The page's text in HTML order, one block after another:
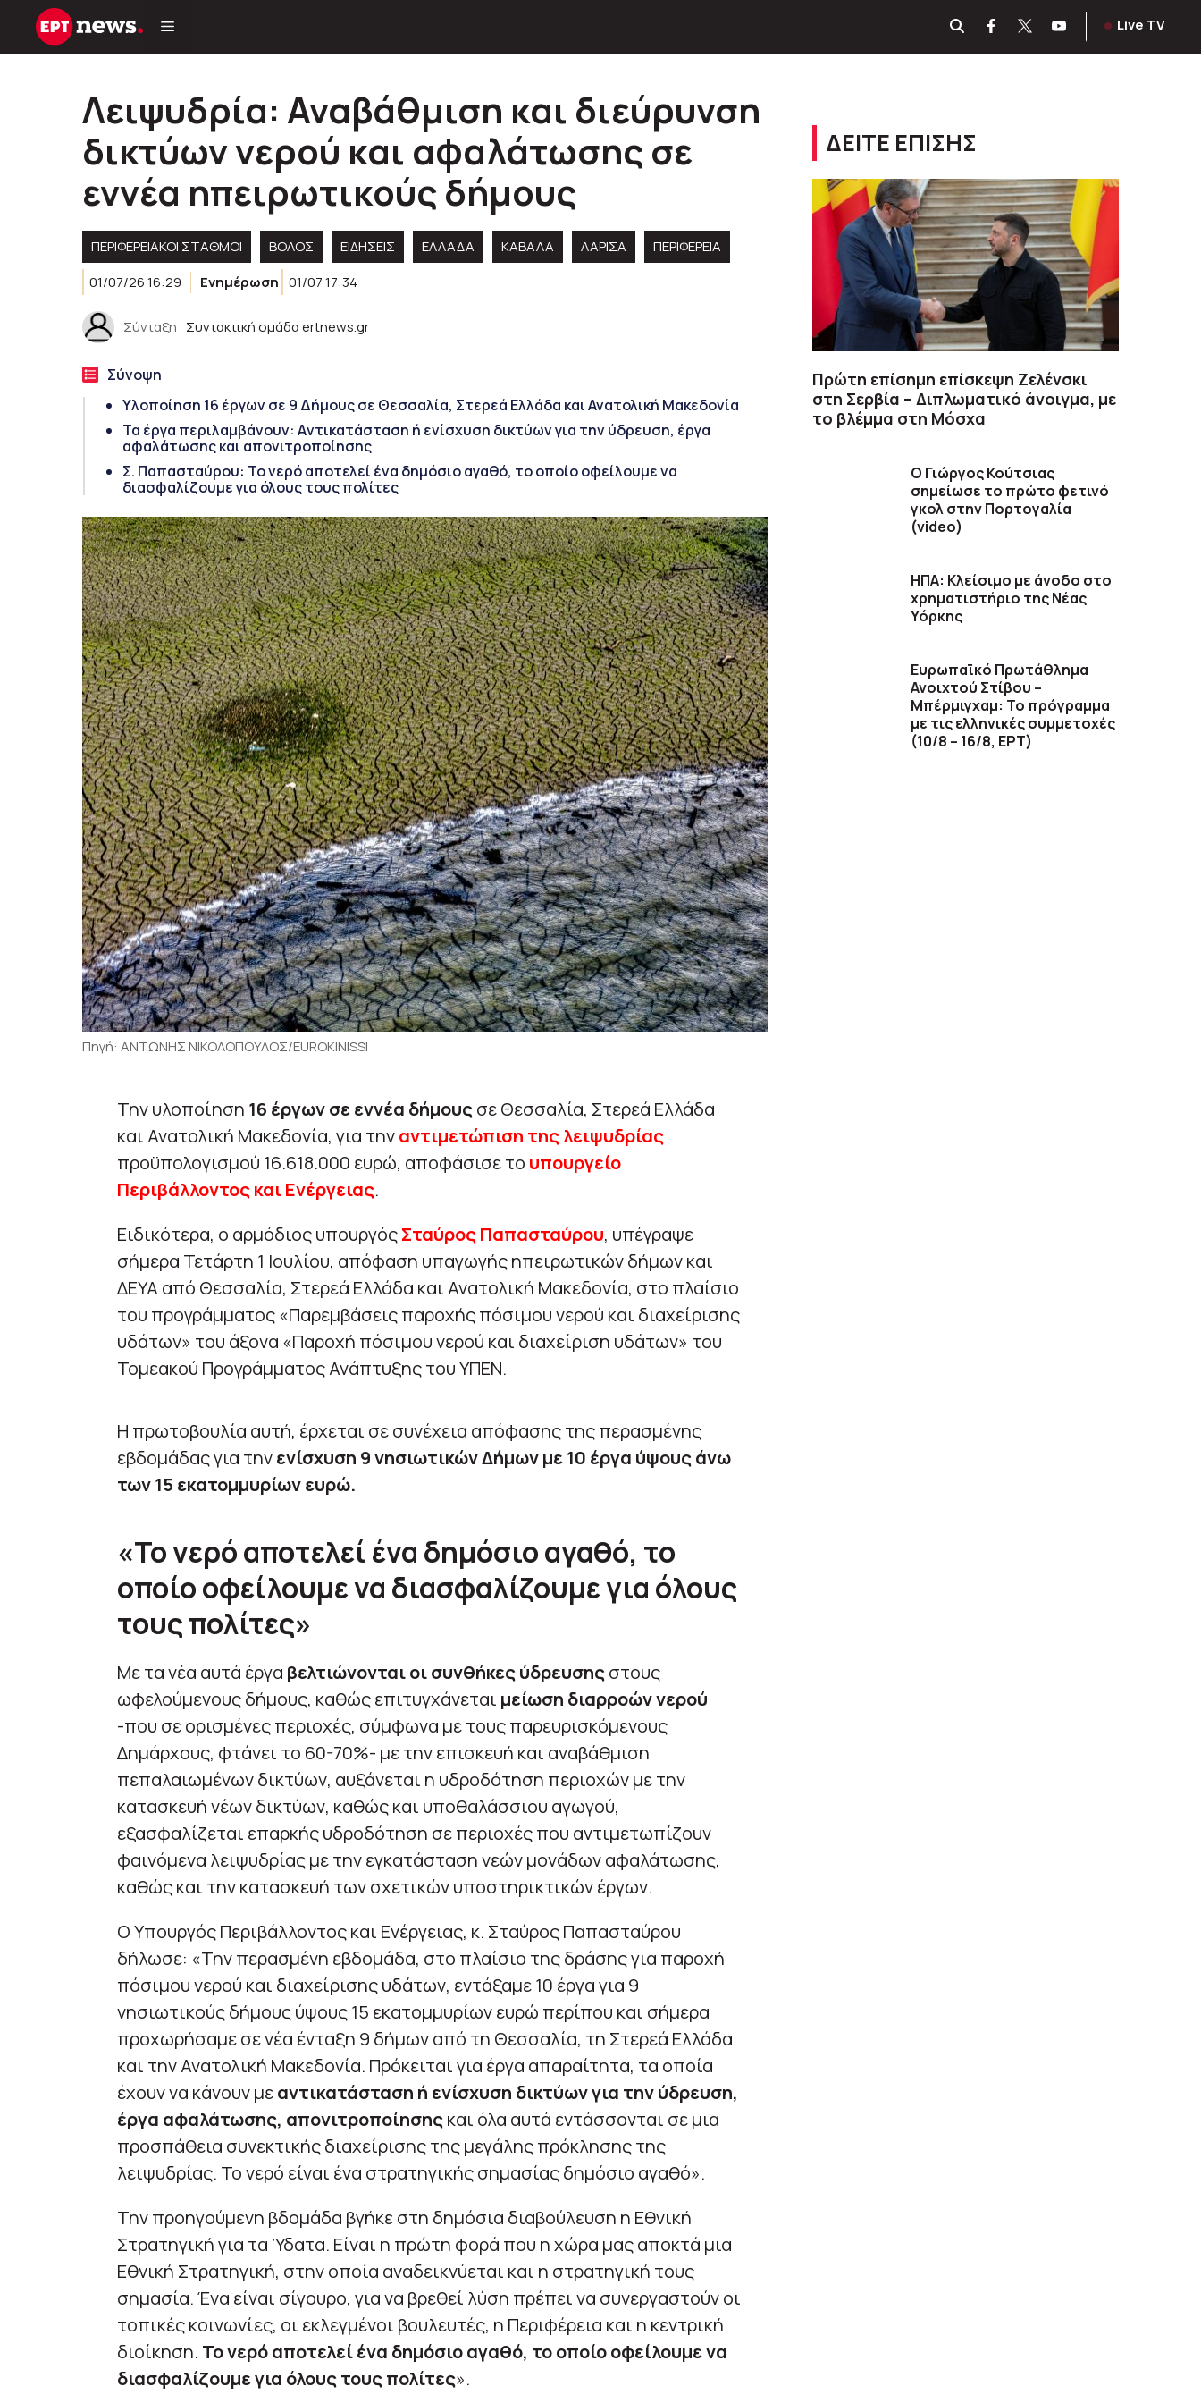
Μετάβαση
Live TV
Λειψυδρία: Αναβάθμιση και διεύρυνση
δικτύων νερού και αφαλάτωσης σε
εννέα ηπειρωτικούς δήμους
ΠΕΡΙΦΕΡΕΙΑΚΟΊ ΣΤΑΘΜΟΊ ΒΟΛΟΣ ΕΙΔΗΣΕΙΣ ΕΛΛΑΔΑ ΚΑΒΑΛΑ ΛΑΡΙΣΑ
ΠΕΡΙΦΈΡΕΙΑ
01/07/26 16:29
Ενημέρωση 01/07 17:34
Σύνταξη Συντακτική ομάδα ertnews.gr
Σύνοψη
Yλοποίηση 16 έργων σε 9 Δήμους σε Θεσσαλία, Στερεά Ελλάδα και Ανατολική Μακεδονία
Τα έργα περιλαμβάνουν: Aντικατάσταση ή ενίσχυση δικτύων για την ύδρευση, έργα
αφαλάτωσης και απονιτροποίησης
Σ. Παπασταύρου: Το νερό αποτελεί ένα δημόσιο αγαθό, το οποίο οφείλουμε να
διασφαλίζουμε για όλους τους πολίτες
Πηγή: ΑΝΤΩΝΗΣ ΝΙΚΟΛΟΠΟΥΛΟΣ/EUROKINISSI
Την υλοποίηση 16 έργων σε εννέα δήμουςσε Θεσσαλία, Στερεά Ελλάδα
και Ανατολική Μακεδονία, για τηναντιμετώπιση της λειψυδρίας
προϋπολογισμού 16.618.000 ευρώ, αποφάσισε το υπουργείο
Περιβάλλοντος και Ενέργειας.
Ειδικότερα, ο αρμόδιος υπουργόςΣταύρος Παπασταύρου, υπέγραψε
σήμερα Τετάρτη 1 Ιουλίου, απόφαση υπαγωγής ηπειρωτικών δήμων και
ΔΕΥΑ από Θεσσαλία, Στερεά Ελλάδα και Ανατολική Μακεδονία, στο πλαίσιο
του προγράμματος «Παρεμβάσεις παροχής πόσιμου νερού και διαχείρισης
υδάτων» του άξονα «Παροχή πόσιμου νερού και διαχείριση υδάτων» του
Τομεακού Προγράμματος Ανάπτυξης του ΥΠΕΝ.
Η πρωτοβουλία αυτή, έρχεται σε συνέχεια απόφασης της περασμένης
εβδομάδας για τηνενίσχυση 9 νησιωτικών Δήμων με 10 έργα ύψους άνω
των 15 εκατομμυρίων ευρώ.
«Το νερό αποτελεί ένα δημόσιο αγαθό, το
οποίο οφείλουμε να διασφαλίζουμε για όλους
τους πολίτες»
Με τα νέα αυτά έργα βελτιώνονται οι συνθήκες ύδρευσηςστους
ωφελούμενους δήμους, καθώς επιτυγχάνεται μείωση διαρροών νερού
-που σε ορισμένες περιοχές, σύμφωνα με τους παρευρισκόμενους
Δημάρχους, φτάνει το 60-70%- με την επισκευή και αναβάθμιση
πεπαλαιωμένων δικτύων, αυξάνεται η υδροδότηση περιοχών με την
κατασκευή νέων δικτύων, καθώς και υποθαλάσσιου αγωγού,
εξασφαλίζεται επαρκής υδροδότηση σε περιοχές που αντιμετωπίζουν
φαινόμενα λειψυδρίας με την εγκατάσταση νεών μονάδων αφαλάτωσης,
καθώς και την κατασκευή των σχετικών υποστηρικτικών έργων.
Ο Υπουργός Περιβάλλοντος και Ενέργειας, κ. Σταύρος Παπασταύρου
δήλωσε: «Την περασμένη εβδομάδα, στο πλαίσιο της δράσης για παροχή
πόσιμου νερού και διαχείρισης υδάτων, εντάξαμε 10 έργα για 9
νησιωτικούς δήμους ύψους 15 εκατομμυρίων ευρώ περίπου και σήμερα
προχωρήσαμε σε νέα ένταξη 9 δήμων από τη Θεσσαλία, τη Στερεά Ελλάδα
και την Ανατολική Μακεδονία. Πρόκειται για έργα απαραίτητα, τα οποία
έχουν να κάνουν μεαντικατάσταση ή ενίσχυση δικτύων για την ύδρευση,
έργα αφαλάτωσης, απονιτροποίησηςκαι όλα αυτά εντάσσονται σε μια
προσπάθεια συνεκτικής διαχείρισης της μεγάλης πρόκλησης της
λειψυδρίας. Το νερό είναι ένα στρατηγικής σημασίας δημόσιο αγαθό».
Την προηγούμενη βδομάδα βγήκε στη δημόσια διαβούλευση η Εθνική
Στρατηγική για τα Ύδατα. Είναι η πρώτη φορά που η χώρα μας αποκτά μια
Εθνική Στρατηγική, στην οποία αναδεικνύεται και η στρατηγική τους
σημασία. Ένα είναι σίγουρο, για να βρεθεί λύση πρέπει να συνεργαστούν οι
τοπικές κοινωνίες, οι εκλεγμένοι βουλευτές, η Περιφέρεια και η κεντρική
διοίκηση. Το νερό αποτελεί ένα δημόσιο αγαθό, το οποίο οφείλουμε να
διασφαλίζουμε για όλους τους πολίτες».
ΔΕΙΤΕ ΕΠΙΣΗΣ
Πρώτη επίσημη επίσκεψη Ζελένσκι
στη Σερβία – Διπλωματικό άνοιγμα, με
το βλέμμα στη Μόσχα
Ο Γιώργος Κούτσιας
σημείωσε το πρώτο φετινό
γκολ στην Πορτογαλία
(video)
ΗΠΑ: Κλείσιμο με άνοδο στο
χρηματιστήριο της Νέας
Υόρκης
Ευρωπαϊκό Πρωτάθλημα
Ανοιχτού Στίβου –
Μπέρμιγχαμ: Το πρόγραμμα
με τις ελληνικές συμμετοχές
(10/8 – 16/8, ΕΡΤ)